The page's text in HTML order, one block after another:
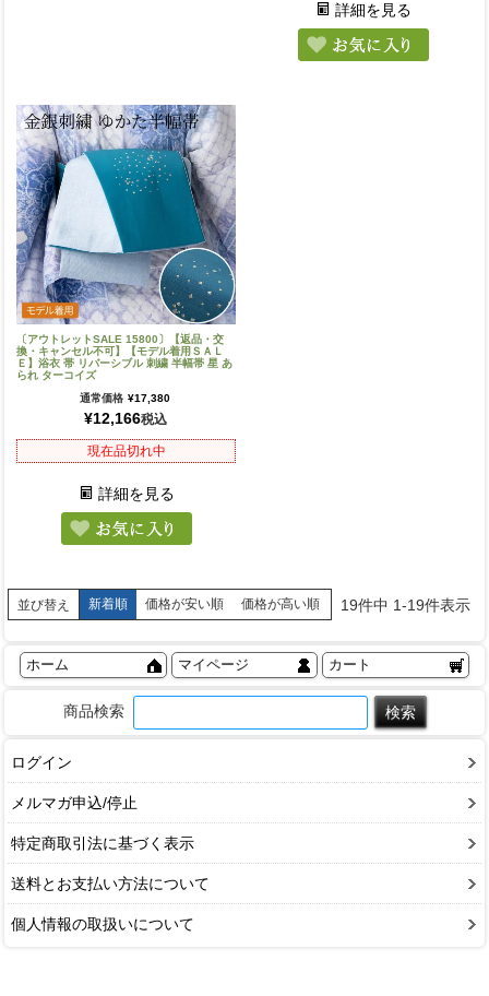
詳細を見る
〔アウトレットSALE 15800〕【返品・交
換・キャンセル不可】【モデル着用ＳＡＬ
Ｅ】浴衣 帯 リバーシブル 刺繍 半幅帯 星 あ
られ ターコイズ
通常価格 ¥17,380
¥12,166税込
現在品切れ中
詳細を見る
並び替え 新着順 価格が安い順 価格が高い順 19件中 1-19件表示
ホーム マイページ カート
商品検索
ログイン
メルマガ申込/停止
特定商取引法に基づく表示
送料とお支払い方法について
個人情報の取扱いについて